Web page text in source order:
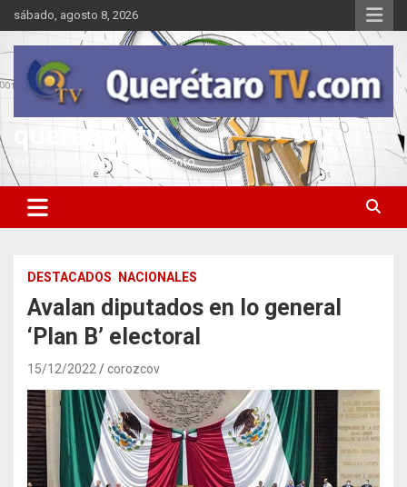
Saltar
al
contenido
sábado, agosto 8, 2026
queretarotv
Información y entretenimiento
DESTACADOS NACIONALES
Avalan diputados en lo general
‘Plan B’ electoral
15/12/2022 corozcov